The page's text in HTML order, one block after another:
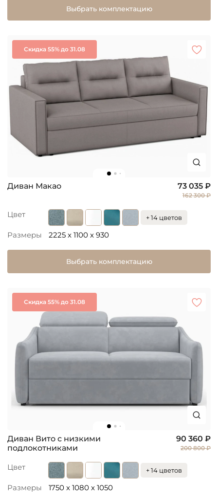
Выбрать комплектацию
Скидка 55% до 31.08
Диван Макао 73 035 ₽
162 300 ₽
Цвет + 14 цветов
Размеры 2225 x 1100 x 930
Выбрать комплектацию
Скидка 55% до 31.08
Диван Вито с низкими
подлокотниками
90 360 ₽
200 800 ₽
Цвет + 14 цветов
Размеры 1750 x 1080 x 1050